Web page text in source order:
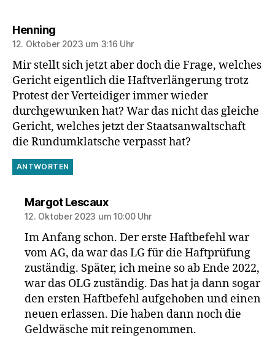
Henningsagt:
12. Oktober 2023 um 3:16 Uhr
Mir stellt sich jetzt aber doch die Frage, welches
Gericht eigentlich die Haftverlängerung trotz
Protest der Verteidiger immer wieder
durchgewunken hat? War das nicht das gleiche
Gericht, welches jetzt der Staatsanwaltschaft
die Rundumklatsche verpasst hat?
ANTWORTEN
Margot Lescauxsagt:
12. Oktober 2023 um 10:00 Uhr
Im Anfang schon. Der erste Haftbefehl war
vom AG, da war das LG für die Haftprüfung
zuständig. Später, ich meine so ab Ende 2022,
war das OLG zuständig. Das hat ja dann sogar
den ersten Haftbefehl aufgehoben und einen
neuen erlassen. Die haben dann noch die
Geldwäsche mit reingenommen.